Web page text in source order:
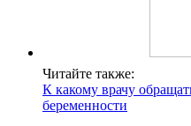
Читайте также:
К какому врачу
беременности